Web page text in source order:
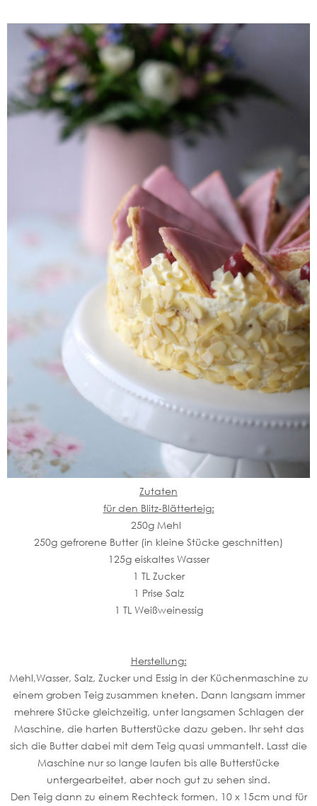
Zutaten
für den Blitz-Blätterteig:
250g Mehl
250g gefrorene Butter (in kleine Stücke geschnitten)
125g eiskaltes Wasser
1 TL Zucker
1 Prise Salz
1 TL Weißweinessig
Herstellung:
Mehl,Wasser, Salz, Zucker und Essig in der Küchenmaschine zu
einem groben Teig zusammen kneten. Dann langsam immer
mehrere Stücke gleichzeitig, unter langsamen Schlagen der
Maschine, die harten Butterstücke dazu geben. Ihr seht das
sich die Butter dabei mit dem Teig quasi ummantelt. Lasst die
Maschine nur so lange laufen bis alle Butterstücke
untergearbeitet, aber noch gut zu sehen sind.
Den Teig dann zu einem Rechteck formen, 10 x 15cm und für